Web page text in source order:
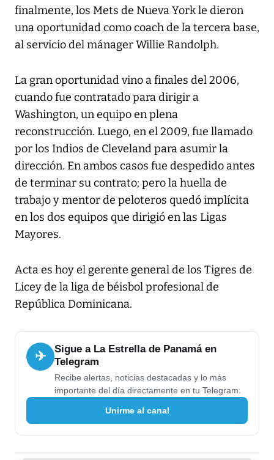
finalmente, los Mets de Nueva York le dieron
una oportunidad como coach de la tercera base,
al servicio del mánager Willie Randolph.
La gran oportunidad vino a finales del 2006,
cuando fue contratado para dirigir a
Washington, un equipo en plena
reconstrucción. Luego, en el 2009, fue llamado
por los Indios de Cleveland para asumir la
dirección. En ambos casos fue despedido antes
de terminar su contrato; pero la huella de
trabajo y mentor de peloteros quedó implícita
en los dos equipos que dirigió en las Ligas
Mayores.
Acta es hoy el gerente general de los Tigres de
Licey de la liga de béisbol profesional de
República Dominicana.
✈
Sigue a La Estrella de Panamá en
Telegram
Recibe alertas, noticias destacadas y lo más
importante del día directamente en tu Telegram.
Unirme al canal